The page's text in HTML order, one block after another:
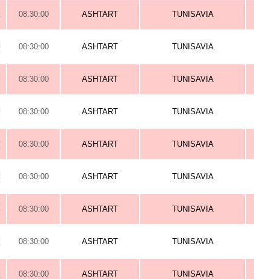
08:30:00 ASHTART TUNISAVIA
08:30:00 ASHTART TUNISAVIA
08:30:00 ASHTART TUNISAVIA
08:30:00 ASHTART TUNISAVIA
08:30:00 ASHTART TUNISAVIA
08:30:00 ASHTART TUNISAVIA
08:30:00 ASHTART TUNISAVIA
08:30:00 ASHTART TUNISAVIA
08:30:00 ASHTART TUNISAVIA